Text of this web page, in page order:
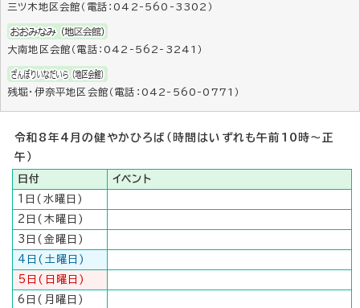
三ツ木地区会館（電話：042-560-3302）
大南地区会館（電話：042-562-3241）
残堀・伊奈平地区会館（電話：042-560-0771）
令和8年4月の健やかひろば（時間はいずれも午前10時～正
午）
日付
イベント
1日(水曜日)
2日(木曜日)
3日(金曜日)
4日(土曜日)
5日(日曜日)
6日(月曜日)